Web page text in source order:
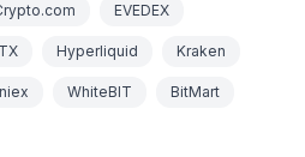
EVEDEX
Hyperliquid Kraken
WhiteBIT BitMart